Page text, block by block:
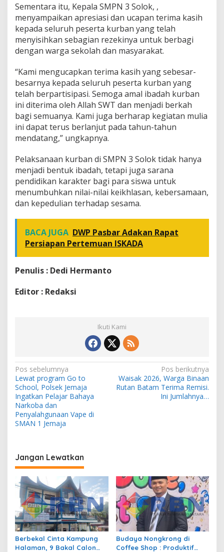
Sementara itu, Kepala SMPN 3 Solok, ,
menyampaikan apresiasi dan ucapan terima kasih
kepada seluruh peserta kurban yang telah
menyisihkan sebagian rezekinya untuk berbagi
dengan warga sekolah dan masyarakat.
“Kami mengucapkan terima kasih yang sebesar-
besarnya kepada seluruh peserta kurban yang
telah berpartisipasi. Semoga amal ibadah kurban
ini diterima oleh Allah SWT dan menjadi berkah
bagi semuanya. Kami juga berharap kegiatan mulia
ini dapat terus berlanjut pada tahun-tahun
mendatang,” ungkapnya.
Pelaksanaan kurban di SMPN 3 Solok tidak hanya
menjadi bentuk ibadah, tetapi juga sarana
pendidikan karakter bagi para siswa untuk
menumbuhkan nilai-nilai keikhlasan, kebersamaan,
dan kepedulian terhadap sesama.
BACA JUGA DWP Pasbar Adakan Rapat
Persiapan Pertemuan ISKADA
Penulis : Dedi Hermanto
Editor : Redaksi
Ikuti Kami
N
a
v
i
g
s
i
p
o
s
Pos sebelumnya
Lewat program Go to
School, Polsek Jemaja
Ingatkan Pelajar Bahaya
Narkoba dan
Penyalahgunaan Vape di
SMAN 1 Jemaja
Pos berikutnya
Waisak 2026, Warga Binaan
Rutan Batam Terima Remisi.
Ini Jumlahnya…
Jangan Lewatkan
Berbekal Cinta Kampung
Halaman, 9 Bakal Calon
Budaya Nongkrong di
Coffee Shop : Produktif